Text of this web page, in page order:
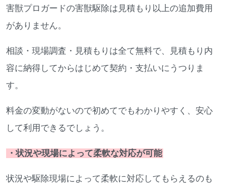
害獣プロガードの害獣駆除は見積もり以上の追加費用
がありません。
相談・現場調査・見積もりは全て無料で、見積もり内
容に納得してからはじめて契約・支払いにうつりま
す。
料金の変動がないので初めてでもわかりやすく、安心
して利用できるでしょう。
・状況や現場によって柔軟な対応が可能
状況や駆除現場によって柔軟に対応してもらえるのも